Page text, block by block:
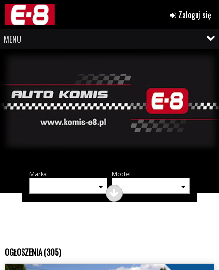
Zaloguj się
MENU
Marka Model
OGŁOSZENIA (305)